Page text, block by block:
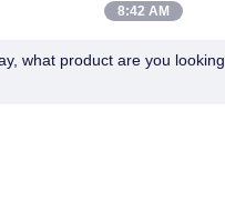
voor kortingen en
8:42 AM
what product are you looking